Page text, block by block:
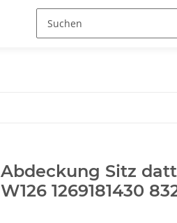
Abdeckung Sitz
W126 1269181430